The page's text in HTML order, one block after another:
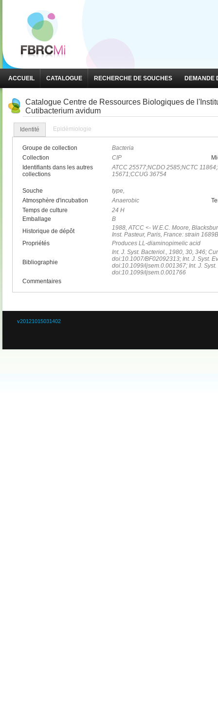
ACCUEIL CATALOGUE RECHERCHE DE SOUCHES DEMANDE
Catalogue Centre de Ressources Biologiques de
Cutibacterium avidum
Identité Epidémiologie
Groupe de collection
Bacteria
Collection
CIP
Identifiants dans les autres
collections
ATCC 25577;NCDO 2585;NCTC
15671;CCUG 36754
Souche
type,
Atmosphère d'incubation
Anaerobic
Temps de culture
24 H
Emballage
B
Historique de dépôt
1988, ATCC <- W.E.C. Moore,
Inst. Pasteur, Paris, France: strain
Propriétés
Produces LL-diaminopimelic acid
Bibliographie
Int. J. Syst. Bacteriol., 1980, 30, 346;
doi:10.1007/BF02092313; Int. J. Syst.
doi:10.1099/ijsem.0.001367; Int. J.
doi:10.1099/ijsem.0.001766
Commentaires
v20121015031402